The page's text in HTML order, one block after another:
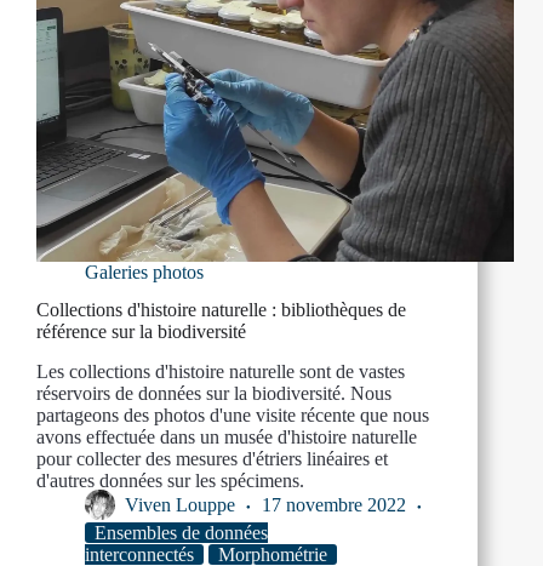
Galeries photos
Collections d'histoire naturelle : bibliothèques de
référence sur la biodiversité
Les collections d'histoire naturelle sont de vastes
réservoirs de données sur la biodiversité. Nous
partageons des photos d'une visite récente que nous
avons effectuée dans un musée d'histoire naturelle
pour collecter des mesures d'étriers linéaires et
d'autres données sur les spécimens.
Viven Louppe
17 novembre 2022
Ensembles de données
interconnectés
Morphométrie